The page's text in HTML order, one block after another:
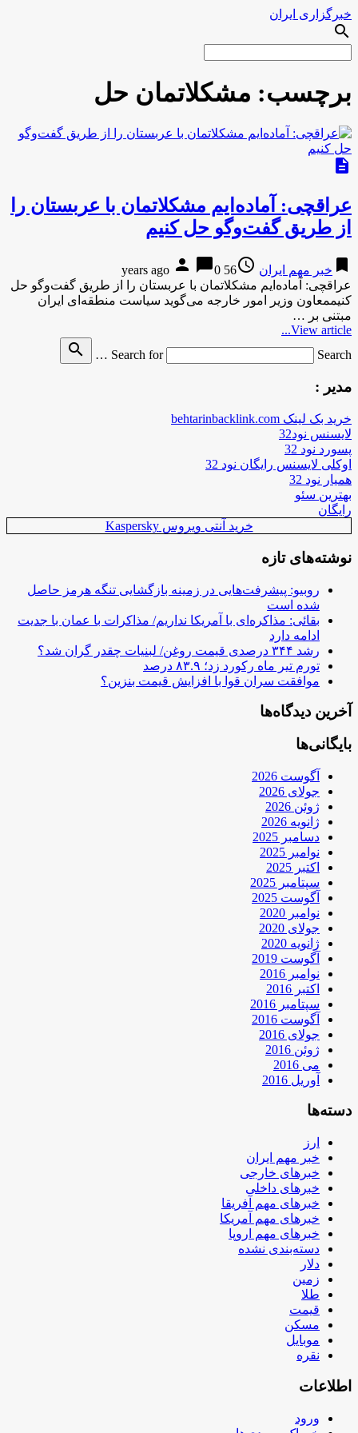
خبرگزاری ایران
search
برچسب: مشکلاتمان حل
description
عراقچی: آماده‌ایم مشکلاتمان با عربستان را
از طریق گفت‌وگو حل کنیم
bookmark خبر مهم ایران access_time
56 years ago
person chat_bubble0
عراقچی: آماده‌ایم مشکلاتمان با عربستان را از طریق گفت‌وگو حل
کنیممعاون وزیر امور خارجه می‌گوید سیاست منطقه‌ای ایران
مبتنی بر …
View article...
Search for
Search …
search
مدیر :
خرید بک لینک behtarinbacklink.com
لایسنس نود32
پسورد نود 32
اوکلی لایسنس رایگان نود 32
همیار نود 32
بهترین سئو
رایگان
خرید آنتی ویروس Kaspersky
نوشته‌های تازه
روبیو: پیشرفت‌هایی در زمینه بازگشایی تنگه هرمز حاصل
شده است
بقائی: مذاکره‌ای با آمریکا نداریم/ مذاکرات با عمان با جدیت
ادامه دارد
رشد ۳۴۴ درصدی قیمت روغن/ لبنیات چقدر گران شد؟
تورم تیر ماه رکورد زد؛ ۸۳.۹ درصد
موافقت سران قوا با افزایش قیمت بنزین؟
آخرین دیدگاه‌ها
بایگانی‌ها
آگوست 2026
جولای 2026
ژوئن 2026
ژانویه 2026
دسامبر 2025
نوامبر 2025
اکتبر 2025
سپتامبر 2025
آگوست 2025
نوامبر 2020
جولای 2020
ژانویه 2020
آگوست 2019
نوامبر 2016
اکتبر 2016
سپتامبر 2016
آگوست 2016
جولای 2016
ژوئن 2016
می 2016
آوریل 2016
دسته‌ها
ارز
خبر مهم ایران
خبرهای خارجی
خبرهای داخلی
خبرهای مهم آفریقا
خبرهای مهم آمریکا
خبرهای مهم اروپا
دسته‌بندی نشده
دلار
زمین
طلا
قیمت
مسکن
موبایل
نقره
اطلاعات
ورود